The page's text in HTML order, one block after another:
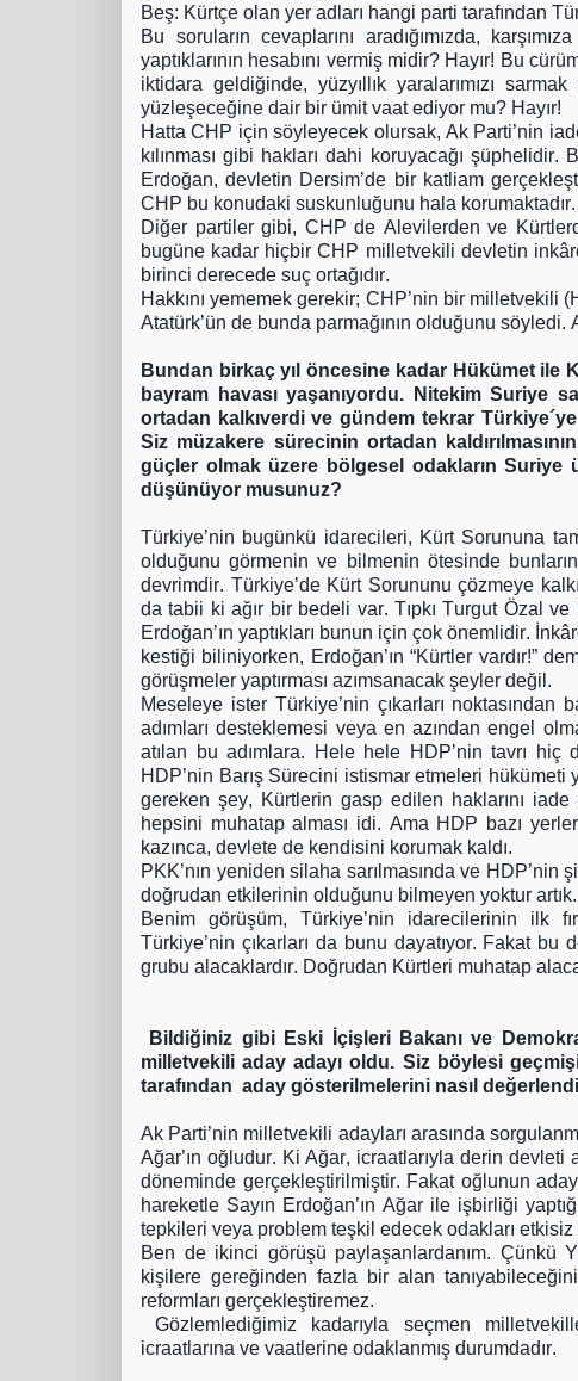
Beş: Kürtçe olan yer adları hangi parti tarafından
Bu soruların cevaplarını aradığımızda,
yaptıklarının hesabını vermiş midir? Hayır! Bu
iktidara geldiğinde, yüzyıllık yaralarımızı
yüzleşeceğine dair bir ümit vaat ediyor mu? Hayır!
Hatta CHP için söyleyecek olursak, Ak Parti’nin
kılınması gibi hakları dahi koruyacağı
Erdoğan, devletin Dersim’de bir katliam
CHP bu konudaki suskunluğunu hala korumaktadır.
Diğer partiler gibi, CHP de Alevilerden ve
bugüne kadar hiçbir CHP milletvekili devletin
birinci derecede suç ortağıdır.
Hakkını yememek gerekir; CHP’nin bir milletvekili
Atatürk’ün de bunda parmağının olduğunu
Bundan birkaç yıl öncesine kadar Hükümet ile
bayram havası yaşanıyordu. Nitekim Suriye
ortadan kalkıverdi ve gündem tekrar
Siz müzakere sürecinin ortadan
güçler olmak üzere bölgesel odakların
düşünüyor musunuz?
Türkiye’nin bugünkü idarecileri, Kürt Sorununa
olduğunu görmenin ve bilmenin ötesinde
devrimdir. Türkiye’de Kürt Sorununu çözmeye
da tabii ki ağır bir bedeli var. Tıpkı Turgut Özal
Erdoğan’ın yaptıkları bunun için çok önemlidir.
kestiği biliniyorken, Erdoğan’ın “Kürtler vardır!”
görüşmeler yaptırması azımsanacak şeyler değil.
Meseleye ister Türkiye’nin çıkarları noktasından
adımları desteklemesi veya en azından engel
atılan bu adımlara. Hele hele HDP’nin tavrı hiç
HDP’nin Barış Sürecini istismar etmeleri hükümeti
gereken şey, Kürtlerin gasp edilen haklarını
hepsini muhatap alması idi. Ama HDP bazı
kazınca, devlete de kendisini korumak kaldı.
PKK’nın yeniden silaha sarılmasında ve
doğrudan etkilerinin olduğunu bilmeyen yoktur artık.
Benim görüşüm, Türkiye’nin idarecilerinin ilk
Türkiye’nin çıkarları da bunu dayatıyor. Fakat
grubu alacaklardır. Doğrudan Kürtleri muhatap
Bildiğiniz gibi Eski İçişleri Bakanı ve
milletvekili aday adayı oldu. Siz böylesi
tarafından aday gösterilmelerini nasıl
Ak Parti’nin milletvekili adayları arasında
Ağar’ın oğludur. Ki Ağar, icraatlarıyla derin devleti
döneminde gerçekleştirilmiştir. Fakat oğlunun
hareketle Sayın Erdoğan’ın Ağar ile işbirliği
tepkileri veya problem teşkil edecek odakları etkisiz
Ben de ikinci görüşü paylaşanlardanım. Çünkü
kişilere gereğinden fazla bir alan
reformları gerçekleştiremez.
Gözlemlediğimiz kadarıyla seçmen
icraatlarına ve vaatlerine odaklanmış durumdadır.